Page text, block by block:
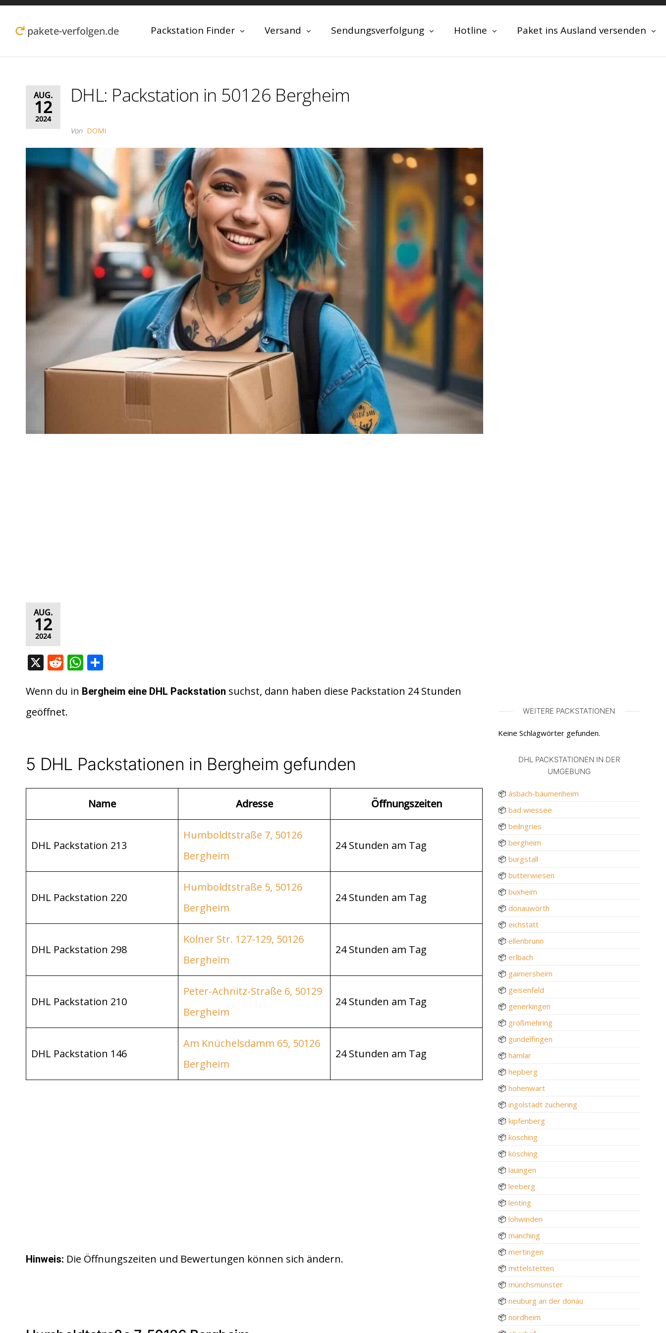
Zum
Inhalt pakete-verfolgen.de Packstation Finder Versand Sendungsverfolgung Hotline Paket ins Ausland versenden
AUG.
12
2024
DHL: Packstation in 50126 Bergheim
Von DOMI
AUG.
12
2024
X R
d
di
W
at
p
le
Wenn du in Bergheim eine DHL Packstation suchst, dann haben diese Packstation 24 Stunden
geöffnet.
5 DHL Packstationen in Bergheim gefunden
Name Adresse Öffnungszeiten
DHL Packstation 213
Humboldtstraße 7, 50126
Bergheim
24 Stunden am Tag
DHL Packstation 220
Humboldtstraße 5, 50126
Bergheim
24 Stunden am Tag
DHL Packstation 298
Kölner Str. 127-129, 50126
Bergheim
24 Stunden am Tag
DHL Packstation 210
Peter-Achnitz-Straße 6, 50129
Bergheim
24 Stunden am Tag
DHL Packstation 146
Am Knüchelsdamm 65, 50126
Bergheim
24 Stunden am Tag
Hinweis: Die Öffnungszeiten und Bewertungen können sich ändern.
WEITERE PACKSTATIONEN
Keine Schlagwörter gefunden.
DHL PACKSTATIONEN IN DER
UMGEBUNG
📦 ásbach-bäumenheim
📦 bad wiessee
📦 beilngries
📦 bergheim
📦 burgstall
📦 butterwiesen
📦 buxheim
📦 donauwörth
📦 eichstätt
📦 ellenbrunn
📦 erlbach
📦 gaimersheim
📦 geisenfeld
📦 generkingen
📦 großmehring
📦 gundelfingen
📦 hamlar
📦 hepberg
📦 hohenwart
📦 ingolstadt zuchering
📦 kipfenberg
📦 kosching
📦 kösching
📦 lauingen
📦 leeberg
📦 lenting
📦 lohwinden
📦 manching
📦 mertingen
📦 mittelstetten
📦 münchsmünster
📦 neuburg an der donau
📦 nordheim